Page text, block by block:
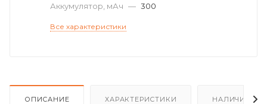
Аккумулятор, мАч — 300
Все характеристики
ОПИСАНИЕ ХАРАКТЕРИСТИКИ НАЛИЧИЕ